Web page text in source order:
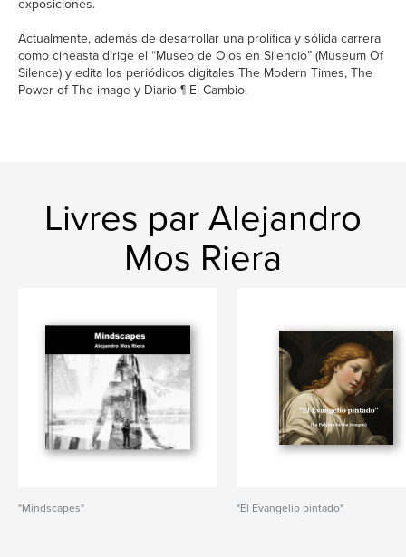
exposiciones.
Actualmente, además de desarrollar una prolífica y sólida carrera
como cineasta dirige el “Museo de Ojos en Silencio” (Museum Of
Silence) y edita los periódicos digitales The Modern Times, The
Power of The image y Diario ¶ El Cambio.
Livres par Alejandro
Mos Riera
"Mindscapes" "El Evangelio pintado"